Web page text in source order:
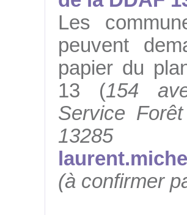
Les
peuvent
papier du
13 (154
Service
13285
(à confirmer